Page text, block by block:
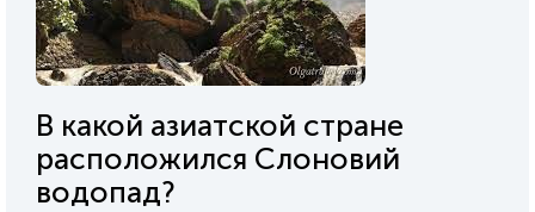
В какой азиатской стране
расположился Слоновий
водопад?